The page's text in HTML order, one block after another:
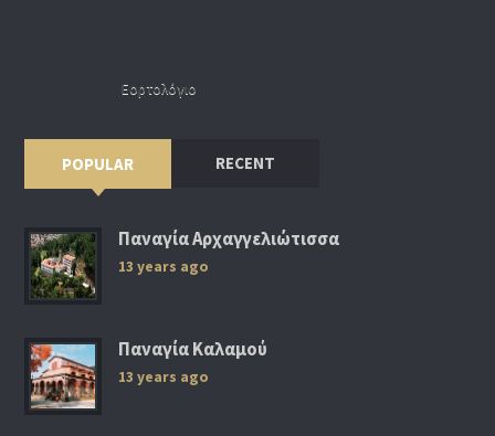
Εορτολόγιο
POPULAR RECENT
Παναγία Αρχαγγελιώτισσα
13 years ago
Παναγία Καλαμού
13 years ago